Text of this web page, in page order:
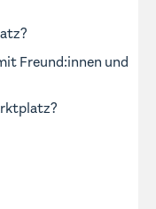
Freund:innen und